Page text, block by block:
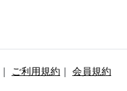
｜ ご利用規約 ｜ 会員規約